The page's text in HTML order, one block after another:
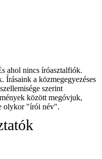
ahol nincs íróasztalfiók.
Írásaink a közmegegyezéses
szerint
között megóvjuk,
olykor "írói név".